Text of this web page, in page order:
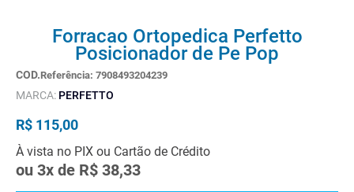
Forracao Ortopedica Perfetto
Posicionador de Pe Pop
Referência: 7908493204239
MARCA: PERFETTO
R$ 115,00
À vista no PIX ou Cartão de Crédito
ou 3x de R$ 38,33
cadeira rodas
3º
andadores
4º
imobilizador joelho
5º
bota imobilizadora
6º
cadeira rodas agile